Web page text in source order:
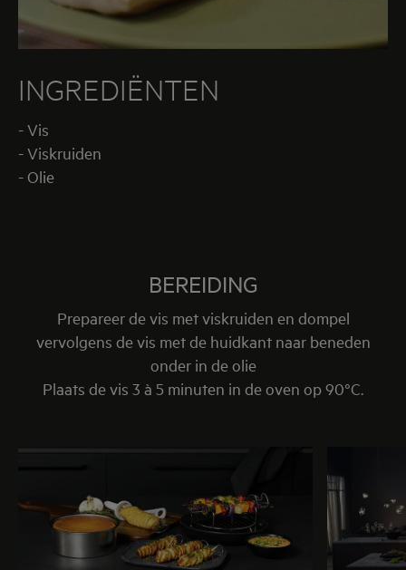
INGREDIËNTEN
- Vis
- Viskruiden
- Olie
BEREIDING
Prepareer de vis met viskruiden en dompel
vervolgens de vis met de huidkant naar beneden
onder in de olie
Plaats de vis 3 à 5 minuten in de oven op 90°C.